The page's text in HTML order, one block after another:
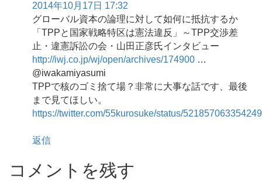
2014年10月17日 17:32
グローバル資本の論理に対して如何に抵抗するか
「TPPと国家戦略特区は憲法違反」～TPP交渉差
止・違憲訴訟の会・山田正彦氏インタビュー
http://iwj.co.jp/wj/open/archives/174900 …
@iwakamiyasumi
TPPで核のゴミ捨て場？非常に大事な話です、最後
まで見てほしい。
https://twitter.com/55kurosuke/status/
返信
コメントを残す